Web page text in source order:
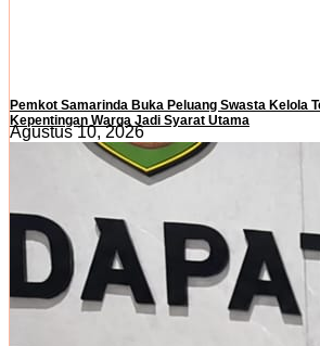
Pemkot Samarinda Buka Peluang Swasta Kelola
Kepentingan Warga Jadi Syarat Utama
Agustus 10, 2026